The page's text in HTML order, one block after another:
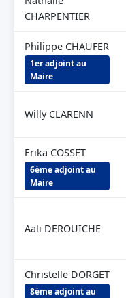
CHARPENTIER
Philippe CHAUFER
1er adjoint au
Maire
Willy CLARENN
Erika COSSET
6ème adjoint au
Maire
Aali DEROUICHE
Christelle DORGET
8ème adjoint au